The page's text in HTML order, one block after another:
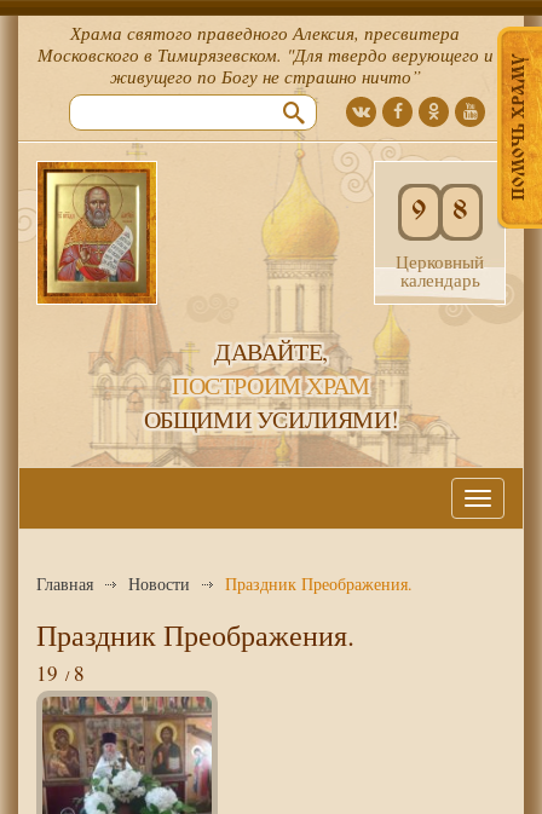
ПОМОЧЬ ХРАМУ
Храма святого праведного Алексия, пресвитера
Московского в Тимирязевском. "Для твердо верующего и
живущего по Богу не страшно ничто”
9 8
Церковный
календарь
ДАВАЙТЕ,
ПОСТРОИМ ХРАМ
ОБЩИМИ УСИЛИЯМИ!
Меню
Главная Новости Праздник Преображения.
Праздник Преображения.
19 8